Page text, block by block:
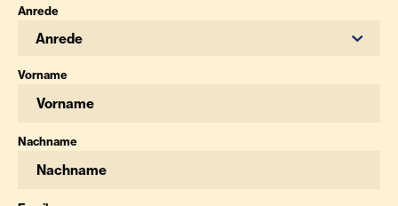
Anrede
Anrede
Vorname
Nachname